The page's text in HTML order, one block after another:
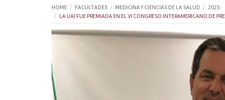
HOME FACULTADES MEDICINA Y CIENCIAS DE LA SALUD
2025
LA UAI FUE PREMIADA EN EL VI CONGRESO INTERAMERICANO DE